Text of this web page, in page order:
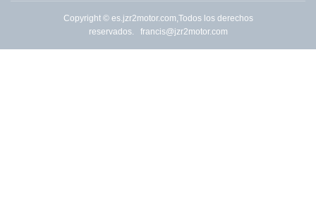
Copyright © es.jzr2motor.com,Todos los derechos
reservados. francis@jzr2motor.com